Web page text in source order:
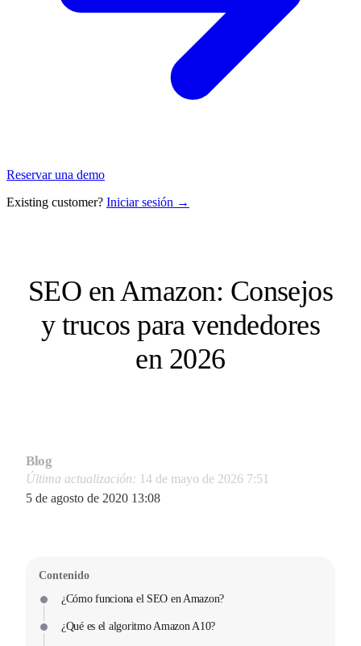
Reservar una demo
Existing customer? Iniciar sesión →
SEO en Amazon: Consejos
y trucos para vendedores
en 2026
Blog
Última actualización: 14 de mayo de 2026 7:51
5 de agosto de 2020 13:08
Contenido
¿Cómo funciona el SEO en Amazon?
¿Qué es el algoritmo Amazon A10?